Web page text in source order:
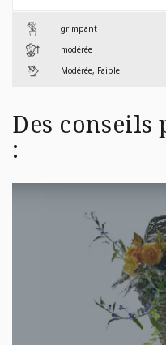
grimpant
modérée
Modérée, Faible
Des
: